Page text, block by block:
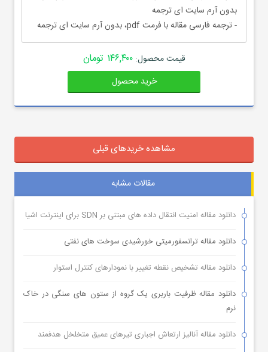
بدون آرم سایت ای ترجمه
- ترجمه فارسی مقاله با فرمت pdf، بدون آرم سایت ای ترجمه
قیمت محصول:۱۴۶,۴۰۰ تومان
خرید محصول
مشاهده خریدهای قبلی
مقالات مشابه
دانلود مقاله امنیت انتقال داده های مبتنی بر SDN برای اینترنت اشیا
دانلود مقاله ترانسفورمیتی خورشیدی سوخت های نفتی
دانلود مقاله تشخیص نقطه تغییر با نمودارهای کنترل استوار
دانلود مقاله ظرفیت باربری یک گروه از ستون های سنگی در خاک
نرم
دانلود مقاله آنالیز ارتعاش اجباری تیرهای عمیق متخلخل هدفمند